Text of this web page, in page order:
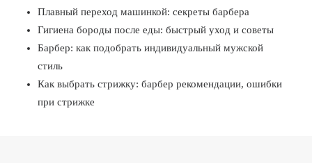
Плавный переход машинкой: секреты барбера
Гигиена бороды после еды: быстрый уход и советы
Барбер: как подобрать индивидуальный мужской
стиль
Как выбрать стрижку: барбер рекомендации, ошибки
при стрижке